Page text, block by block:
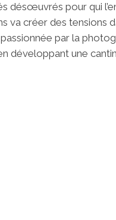
désœuvrés pour qui
va créer des tensions
par la
développant une